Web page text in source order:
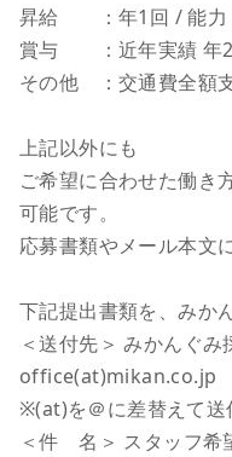
昇給 ：年1回 / 能力
賞与 ：近年実績 年2
その他 ：交通費全額
上記以外にも
ご希望に合わせた働き
可能です。
応募書類やメール本文
下記提出書類を、みか
＜送付先＞ みかんぐ
office(at)mikan.co.jp
※(at)を＠に差替えて送
＜件 名＞ スタッフ希